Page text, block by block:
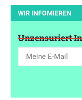
WIR INFOMIEREN
Unzensuriert